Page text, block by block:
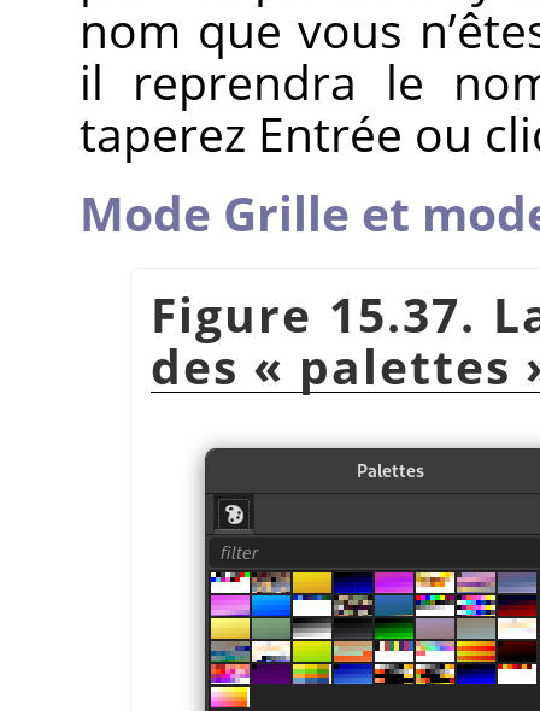
nom que vous
il reprendra le
taperez Entrée ou
Mode Grille et
Figure 15.37.
des « palettes